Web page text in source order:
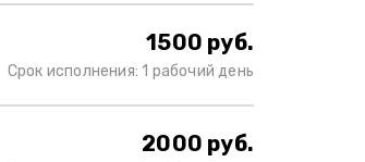
1500 руб.
Срок исполнения: 1 рабочий день
2000 руб.